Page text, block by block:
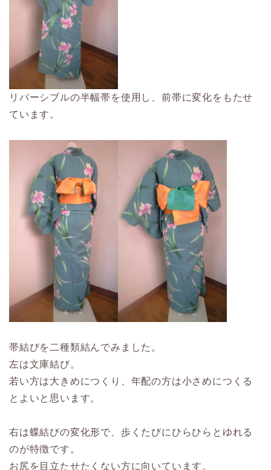
リバーシブルの半幅帯を使用し、前帯に変化をもたせ
ています。
帯結びを二種類結んでみました。
左は文庫結び。
若い方は大きめにつくり、年配の方は小さめにつくる
とよいと思います。
右は蝶結びの変化形で、歩くたびにひらひらとゆれる
のが特徴です。
お尻を目立たせたくない方に向いています。